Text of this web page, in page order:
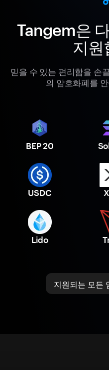
Tangem은
지원
믿을 수 있는 편리함을 손
의 암호화폐를
BEP 20
USDC
Lido
지원되는 모든